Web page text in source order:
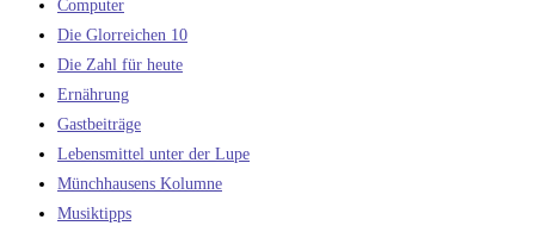
Computer
Die Glorreichen 10
Die Zahl für heute
Ernährung
Gastbeiträge
Lebensmittel unter der Lupe
Münchhausens Kolumne
Musiktipps